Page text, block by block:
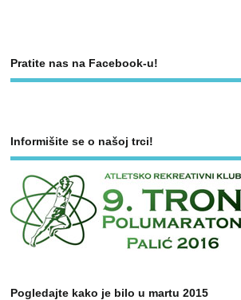
Pratite nas na Facebook-u!
Informišite se o našoj trci!
Pogledajte kako je bilo u martu 2015